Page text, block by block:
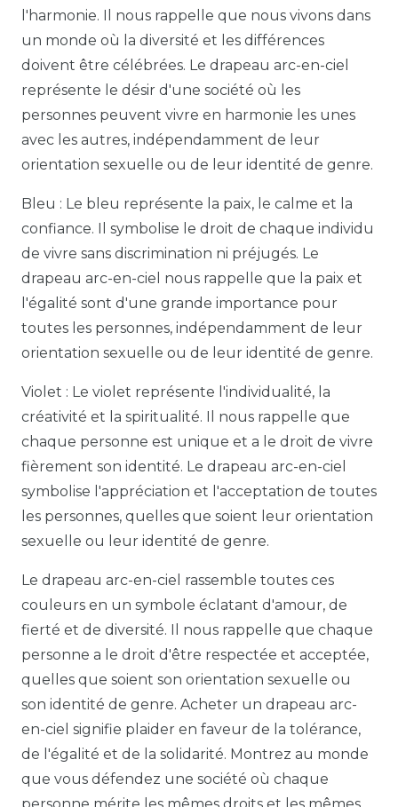
l'harmonie. Il nous rappelle que nous vivons dans
un monde où la diversité et les différences
doivent être célébrées. Le drapeau arc-en-ciel
représente le désir d'une société où les
personnes peuvent vivre en harmonie les unes
avec les autres, indépendamment de leur
orientation sexuelle ou de leur identité de genre.
Bleu : Le bleu représente la paix, le calme et la
confiance. Il symbolise le droit de chaque individu
de vivre sans discrimination ni préjugés. Le
drapeau arc-en-ciel nous rappelle que la paix et
l'égalité sont d'une grande importance pour
toutes les personnes, indépendamment de leur
orientation sexuelle ou de leur identité de genre.
Violet : Le violet représente l'individualité, la
créativité et la spiritualité. Il nous rappelle que
chaque personne est unique et a le droit de vivre
fièrement son identité. Le drapeau arc-en-ciel
symbolise l'appréciation et l'acceptation de toutes
les personnes, quelles que soient leur orientation
sexuelle ou leur identité de genre.
Le drapeau arc-en-ciel rassemble toutes ces
couleurs en un symbole éclatant d'amour, de
fierté et de diversité. Il nous rappelle que chaque
personne a le droit d'être respectée et acceptée,
quelles que soient son orientation sexuelle ou
son identité de genre. Acheter un drapeau arc-
en-ciel signifie plaider en faveur de la tolérance,
de l'égalité et de la solidarité. Montrez au monde
que vous défendez une société où chaque